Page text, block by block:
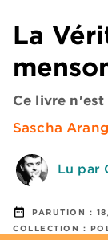
La
Ce livre
Sascha
Lu par
date_range PARUTION :
COLLECTION :